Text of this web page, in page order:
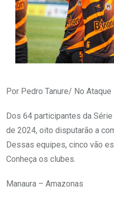
Por Pedro Tanure/ No Ataque
Dos 64 participantes da
de 2024, oito disputarão a
Dessas equipes, cinco vão
Conheça os clubes.
Manaura – Amazonas